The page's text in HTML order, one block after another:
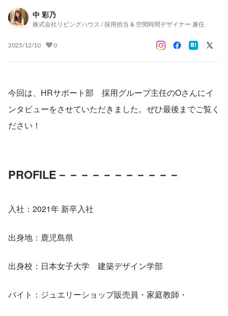
中 彩乃
株式会社リビングハウス / 採用担当 & 空間時間デザイナー 兼任
2025/12/10 0
今回は、HRサポート部　採用グループ主任のOさんにイ
ンタビューをさせていただきました。ぜひ最後までご覧く
ださい！
PROFILE －－－－－－－－－－－
入社：2021年 新卒入社
出身地：鹿児島県
出身校：日本女子大学　建築デザイン学部
バイト：ジュエリーショップ販売員・家庭教師・